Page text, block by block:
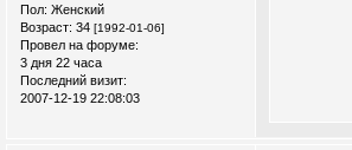
Пол: Женский
Возраст: 34 [1992-01-06]
Провел на форуме:
3 дня 22 часа
Последний визит:
2007-12-19 22:08:03